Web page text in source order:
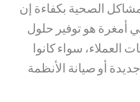
الصحية بكفاءة إن
أمغرة هو توفير حلول
العملاء، سواء كانوا
أو صيانة الأنظمة